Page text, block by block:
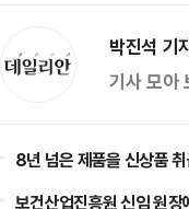
박진석
기사 모아
8년 넘은 제품을 신상품
보건산업진흥원 신임 원장